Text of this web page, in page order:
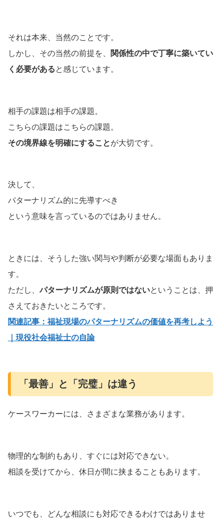
それは本来、当然のことです。
しかし、その当然の前提を、
関係性の中で丁寧に築いてい
く必要があると感じています。
相手の課題は相手の課題。
こちらの課題はこちらの課題。
その境界線を明確にすることが大切です。
決して、
パターナリズム的に先導すべき
という意味を言っているのではありません。
ときには、そうした強い関与や判断が必要な場面もありま
す。
ただし、パターナリズムが原則ではないということは、押
さえておきたいところです。
関連記事：福祉現場のパターナリズムの価値を再考しよう
｜現役社会福祉士の自論
「最善」と「完璧」は違う
ケースワーカーには、さまざまな業務があります。
物理的な制約もあり、すぐには対応できない。
相談を受けてから、休日が間に挟まることもあります。
いつでも、どんな相談にも対応できるわけではありませ